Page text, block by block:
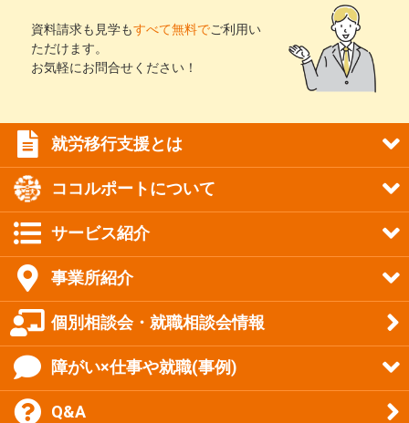
資料請求も見学もすべて無料でご利用い
ただけます。
お気軽にお問合せください！
就労移行支援とは
ココルポートについて
サービス紹介
事業所紹介
個別相談会・就職相談会情報
障がい×仕事や就職(事例)
Q&A